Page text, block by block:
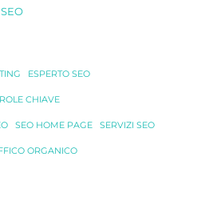
ESPERTO SEO
CHIAVE
SEO HOME PAGE SERVIZI SEO
ORGANICO